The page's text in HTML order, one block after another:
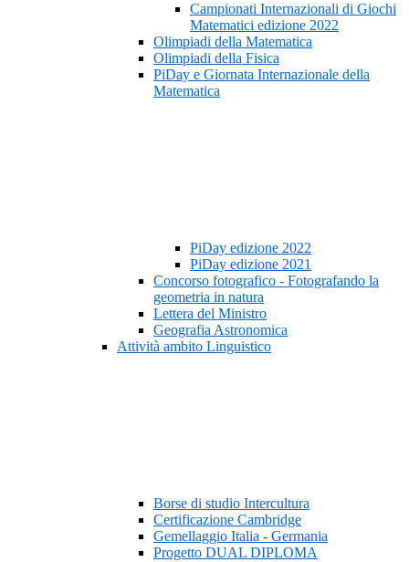
Campionati Internazionali di Giochi
Matematici edizione 2022
Olimpiadi della Matematica
Olimpiadi della Fisica
PiDay e Giornata Internazionale della
Matematica
PiDay edizione 2022
PiDay edizione 2021
Concorso fotografico - Fotografando la
geometria in natura
Lettera del Ministro
Geografia Astronomica
Attività ambito Linguistico
Borse di studio Intercultura
Certificazione Cambridge
Gemellaggio Italia - Germania
Progetto DUAL DIPLOMA